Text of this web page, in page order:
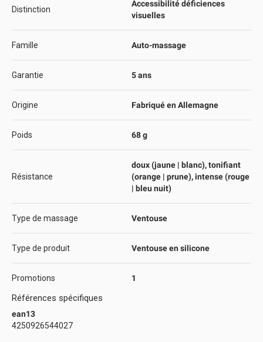
Distinction
Accessibilité déficiences
visuelles
Famille Auto-massage
Garantie 5 ans
Origine Fabriqué en Allemagne
Poids 68 g
Résistance
doux (jaune | blanc), tonifiant
(orange | prune), intense (rouge
| bleu nuit)
Type de massage Ventouse
Type de produit Ventouse en silicone
Promotions 1
Références spécifiques
ean13
4250926544027